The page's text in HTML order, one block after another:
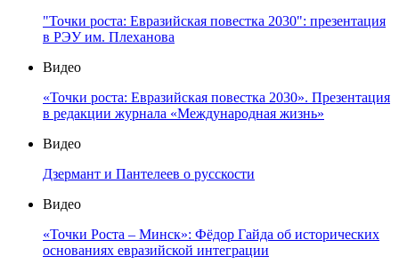
"Точки роста: Евразийская повестка 2030": презентация
в РЭУ им. Плеханова
Видео
«Точки роста: Евразийская повестка 2030». Презентация
в редакции журнала «Международная жизнь»
Видео
Дзермант и Пантелеев о русскости
Видео
«Точки Роста – Минск»: Фёдор Гайда об исторических
основаниях евразийской интеграции